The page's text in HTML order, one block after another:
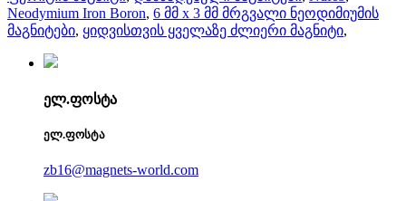
Neodymium Iron Boron, 6 მმ x 3 მმ მრგვალი ნეოდიმიუმის
მაგნიტები, ყიდვისთვის ყველაზე ძლიერი მაგნიტი,
ელ.ფოსტა
ელ.ფოსტა
zb16@magnets-world.com